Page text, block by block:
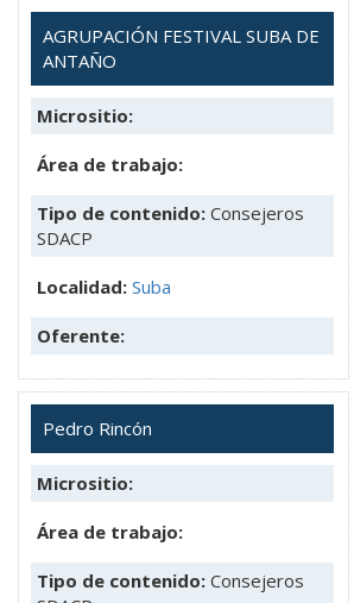
AGRUPACIÓN FESTIVAL SUBA DE
ANTAÑO
Micrositio:
Área de trabajo:
Tipo de contenido: Consejeros
SDACP
Localidad: Suba
Oferente:
Pedro Rincón
Micrositio:
Área de trabajo:
Tipo de contenido: Consejeros